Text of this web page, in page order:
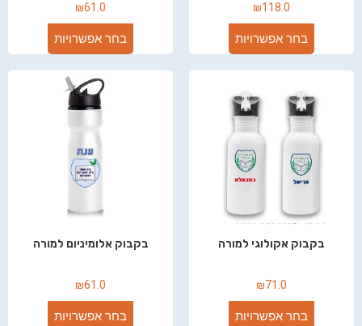
₪118.0
בחר אפשרויות
₪61.0
בחר אפשרויות
בקבוק אקולוגי למורה
₪71.0
בחר אפשרויות
בקבוק אלומיניום למורה
₪61.0
בחר אפשרויות